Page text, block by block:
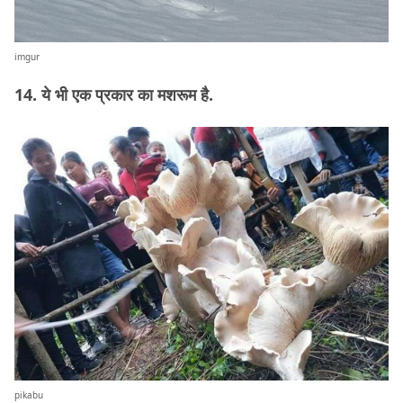
imgur
14. ये भी एक प्रकार का मशरूम है.
pikabu